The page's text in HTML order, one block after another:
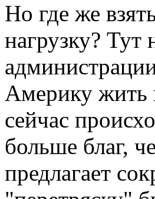
Но где же
нагрузку? Тут
Америку жить
сейчас
больше благ,
предлагает